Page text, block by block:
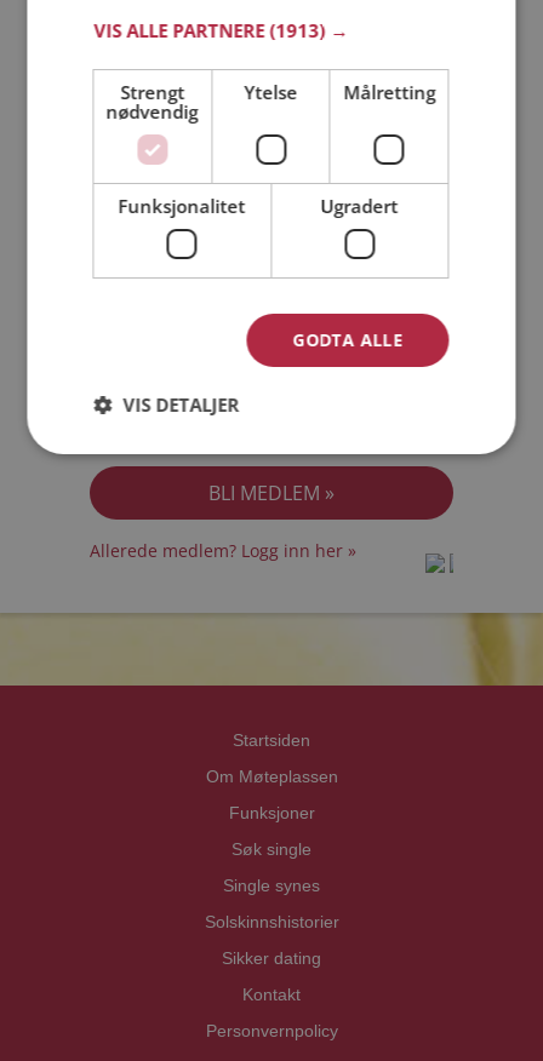
Bli medlem gratis!
Jeg er en: Mann Kvinne
Min alder:
Jeg akseptererMedlemsvilkårene
Allerede medlem? Logg inn her »
Startsiden
Om Møteplassen
Funksjoner
Søk single
Single synes
Solskinnshistorier
Sikker dating
Kontakt
Personvernpolicy
VIS ALLE PARTNERE(1913) →
Strengt
nødvendig
Ytelse Målretting
Funksjonalitet Ugradert
GODTA ALLE
VIS DETALJER